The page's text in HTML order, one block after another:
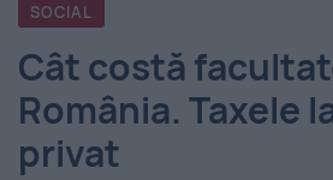
România
-
Evenimentul
Zilei
SOCIAL
Cât costă
România. Taxele
privat